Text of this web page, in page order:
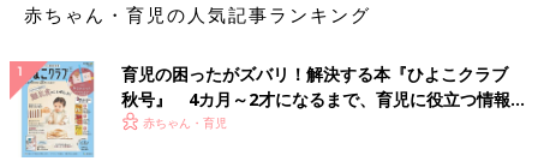
赤ちゃん・育児の人気記事ランキング
育児の困ったがズバリ！解決する本『ひよこクラブ
秋号』 4カ月～2才になるまで、育児に役立つ情報が
いっぱい！
赤ちゃん・育児